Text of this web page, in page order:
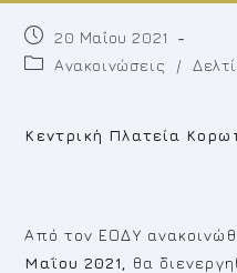
Post
published:
20 Μαΐου 2021
PostΑνακοινώσεις /
Κεντρική Πλατεία
Από τον ΕΟΔΥ
Μαΐου 2021, θα